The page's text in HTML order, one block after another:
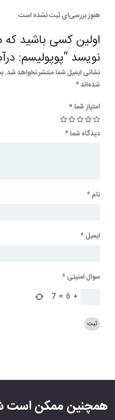
هنوز بررسی‌ای ثبت نشده است.
اولین کسی باشید
نویسد “پوپولیسم:
نشانی ایمیل شما منتشر نخواهد شد.
شده‌اند*
امتیاز شما*
دیدگاه شما*
نام*
ایمیل*
سوال امنیتی*
+
6
=
7
همچنین ممکن است